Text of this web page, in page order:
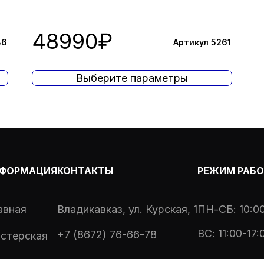
48990₽ Артикул 5261
Выберите параметры
КОНТАКТЫ
Владикавказ, ул. Курская, 1
+7 (8672) 76-66-78
РЕЖИМ
ПН-СБ:
ВС: 11:00-